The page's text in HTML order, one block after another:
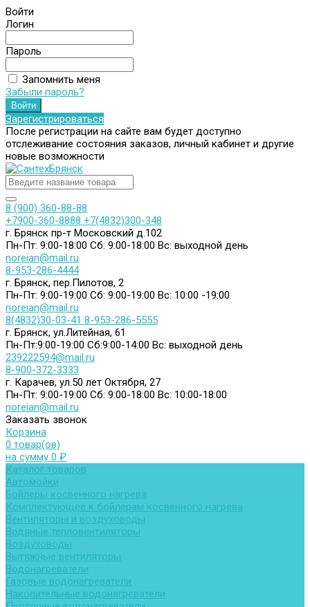
Войти
Логин
Пароль
Запомнить меня
Забыли пароль?
Зарегистрироваться
После регистрации на сайте вам будет доступно
отслеживание состояния заказов, личный кабинет и другие
новые возможности
8 (900) 360-88-88
+7900-360-8888 +7(4832)300-348
г. Брянск пр-т Московский д.102
Пн-Пт: 9:00-18:00 Сб: 9:00-18:00 Вс: выходной день
noreian@mail.ru
8-953-286-4444
г. Брянск, пер.Пилотов, 2
Пн-Пт: 9:00-19:00 Сб: 9:00-19:00 Вс: 10:00 -19:00
noreian@mail.ru
8(4832)30-03-41 8-953-286-5555
г. Брянск, ул.Литейная, 61
Пн-Пт:9:00-19:00 Сб:9:00-14:00 Вс: выходной день
239222594@mail.ru
8-900-372-3333
г. Карачев, ул.50 лет Октября, 27
Пн-Пт: 9:00-19:00 Сб: 9:00-18:00 Вс: 10:00-18:00
noreian@mail.ru
Заказать звонок
Корзина
0 товар(ов)
на сумму 0 ₽
Каталог товаров
Автомойки
Бойлеры косвенного нагрева
Комплектующее к бойлерам косвенного нагрева
Вентиляторы и воздуховоды
Водяные тепловентиляторы
Воздуховоды
Вытяжные вентиляторы
Водонагреватели
Газовые водонагреватели
Накопительные водонагреватели